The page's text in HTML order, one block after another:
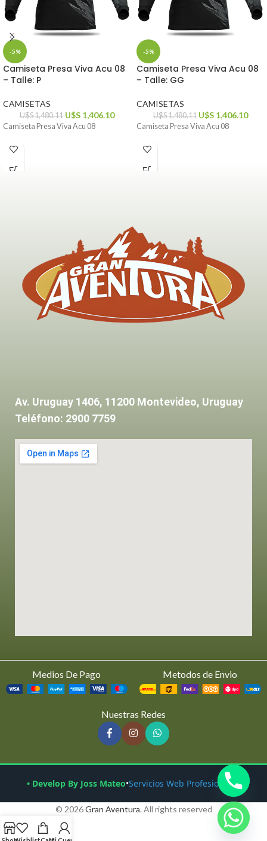
-5%
Camiseta Presa Viva Acu 08
– Talle: P
CAMISETAS
U$S1,480.11 U$S 1,406.10
Camiseta Presa Viva Acu 08
-5%
Camiseta Presa Viva Acu 08
– Talle: GG
CAMISETAS
U$S1,480.11 U$S 1,406.10
Camiseta Presa Viva Acu 08
Av. Uruguay 1406, 11200 Montevideo, Uruguay
Teléfono: 2900 7759
Medios De Pago Metodos de Envio
Nuestras Redes
• Develop By Joss Mateo•Servicios Web Profesionales
© 2026Gran Aventura. All rights reserved